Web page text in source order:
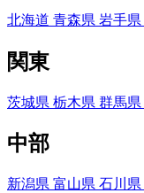
北海道 青森県 岩手県
関東
茨城県 栃木県 群馬県
中部
新潟県 富山県 石川県